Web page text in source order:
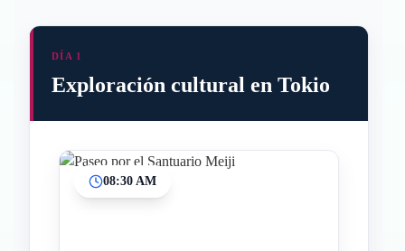
DÍA 1
Exploración cultural en Tokio
08:30 AM